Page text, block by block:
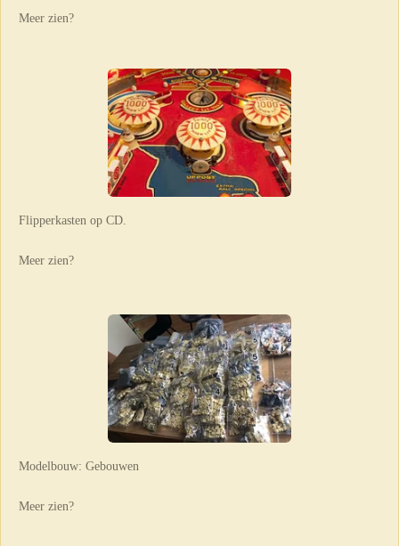
Meer zien?
Flipperkasten op CD.
Meer zien?
Modelbouw: Gebouwen
Meer zien?